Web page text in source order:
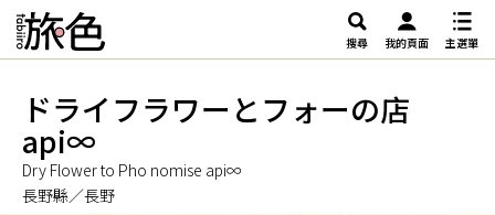
搜尋 我的頁面 主選單
ドライフラワーとフォーの店
api∞
Dry Flower to Pho nomise api∞
長野縣／長野